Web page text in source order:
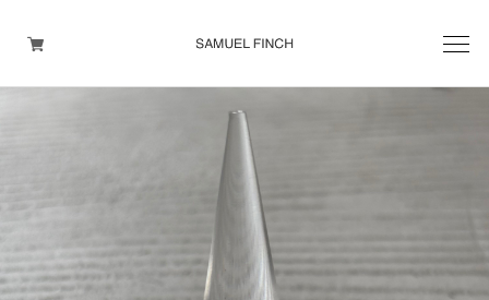
Maison Martin Margiela
Helmut Lang